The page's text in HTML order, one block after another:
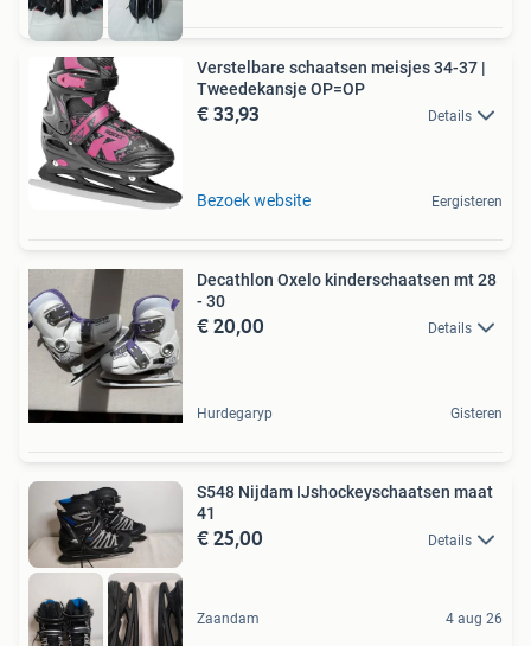
Verstelbare schaatsen meisjes 34-37 |
Tweedekansje OP=OP
€ 33,93 Details
Bezoek website Eergisteren
Decathlon Oxelo kinderschaatsen mt 28
- 30
€ 20,00 Details
Hurdegaryp Gisteren
S548 Nijdam IJshockeyschaatsen maat
41
€ 25,00 Details
Zaandam 4 aug 26